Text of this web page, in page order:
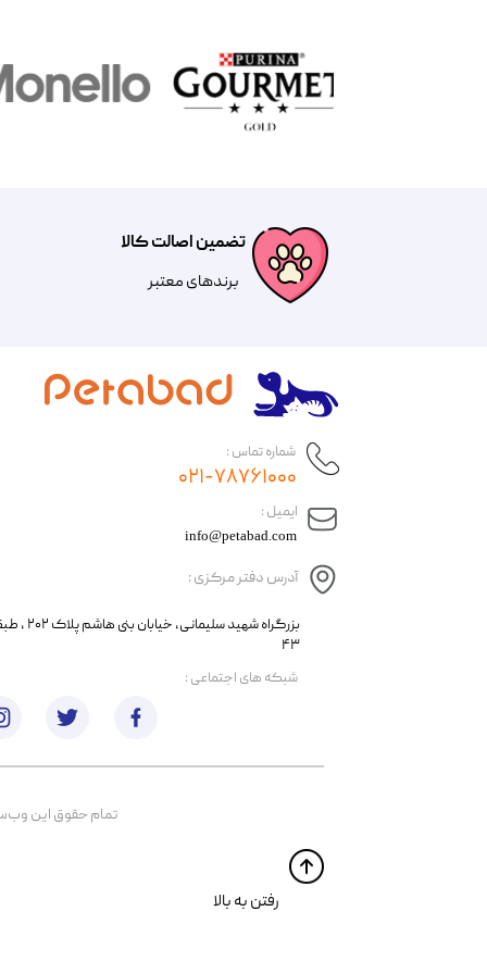
تضمین اصالت کالا
​​برندهای معتبر​​​​​​​
​ایمیل :
آدرس دفتر مرکزی :
info@petabad.com
​​بزرگراه شهید
۴۳
شماره تماس :
۰۲۱-۷۸۷۶۱۰۰۰
تمام حقوق اين
​​رفتن به بالا
​شبکه های اجتماعی :